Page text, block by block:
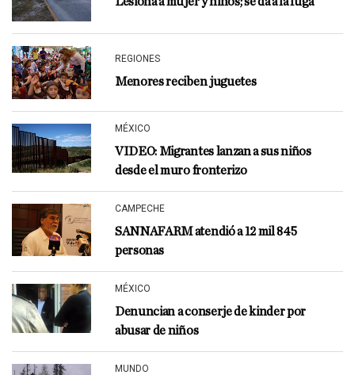
REGIONES
Menores reciben juguetes
MÉXICO
VIDEO: Migrantes lanzan a sus niños
desde el muro fronterizo
CAMPECHE
SANNAFARM atendió a 12 mil 845
personas
MÉXICO
Denuncian a conserje de kinder por
abusar de niños
MUNDO